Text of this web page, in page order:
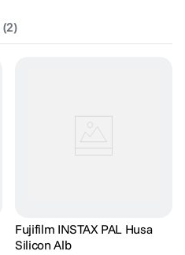
(2)
Fujifilm INSTAX PAL Husa
Silicon Alb